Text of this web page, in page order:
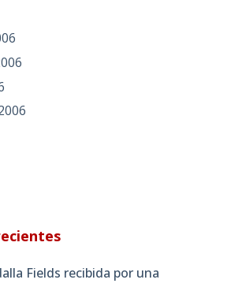
Fields recibida por una